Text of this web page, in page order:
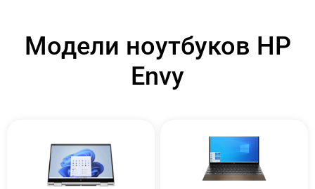
Модели ноутбуков HP
Envy